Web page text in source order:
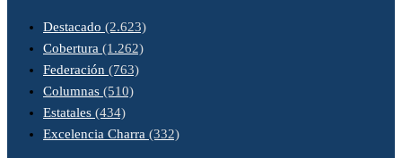
Destacado (2.623)
Cobertura (1.262)
Federación (763)
Columnas (510)
Estatales (434)
Excelencia Charra (332)